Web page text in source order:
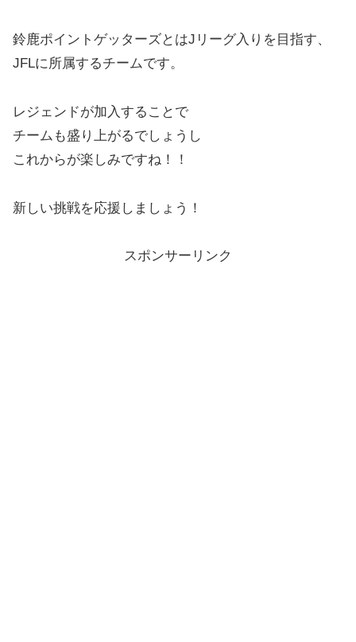
鈴鹿ポイントゲッターズとはJリーグ入りを目指す、
JFLに所属するチームです。
レジェンドが加入することで
チームも盛り上がるでしょうし
これからが楽しみですね！！
新しい挑戦を応援しましょう！
スポンサーリンク